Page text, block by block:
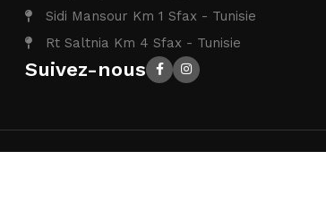
Sidi Mansour Km 1 Sfax - Tunisie
Rt Saltnia Km 4 Sfax - Tunisie
Suivez-nous